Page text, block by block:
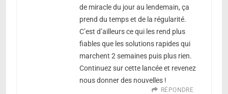
de miracle du jour au lendemain, ça
prend du temps et de la régularité.
C’est d’ailleurs ce qui les rend plus
fiables que les solutions rapides qui
marchent 2 semaines puis plus rien.
Continuez sur cette lancée et revenez
nous donner des nouvelles !
RÉPONDRE